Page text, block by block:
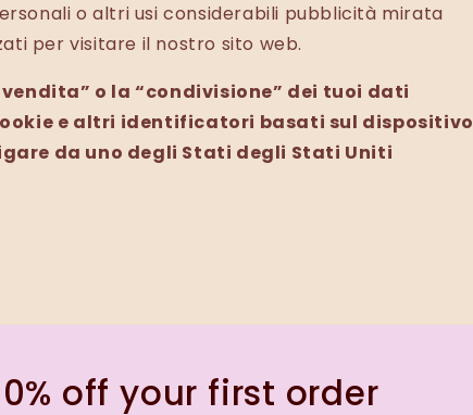
o altri usi considerabili pubblicità mirata
per visitare il nostro sito web.
o la “condivisione” dei tuoi dati
e altri identificatori basati sul dispositivo
da uno degli Stati degli Stati Uniti
off your first order